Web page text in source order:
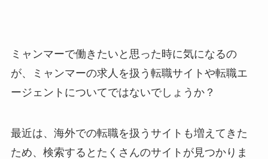
ミャンマーで働きたいと思った時に気になるの
が、ミャンマーの求人を扱う転職サイトや転職エ
ージェントについてではないでしょうか？
最近は、海外での転職を扱うサイトも増えてきた
ため、検索するとたくさんのサイトが見つかりま